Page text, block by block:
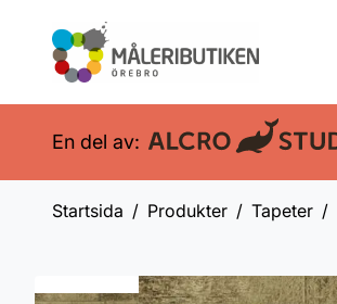
En del av:
Startsida Produkter Tapeter